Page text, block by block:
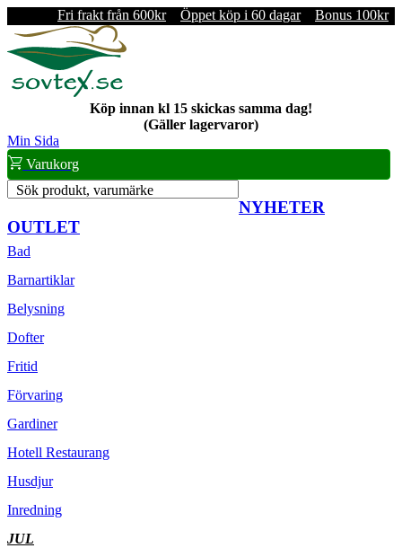
Fri frakt från 600kr Öppet köp i 60 dagar Bonus 100kr
Köp innan kl 15 skickas samma dag!
(Gäller lagervaror)
Min Sida
Varukorg
Sök produkt, varumärke
NYHETER
OUTLET
Bad
Barnartiklar
Belysning
Dofter
Fritid
Förvaring
Gardiner
Hotell Restaurang
Husdjur
Inredning
JUL